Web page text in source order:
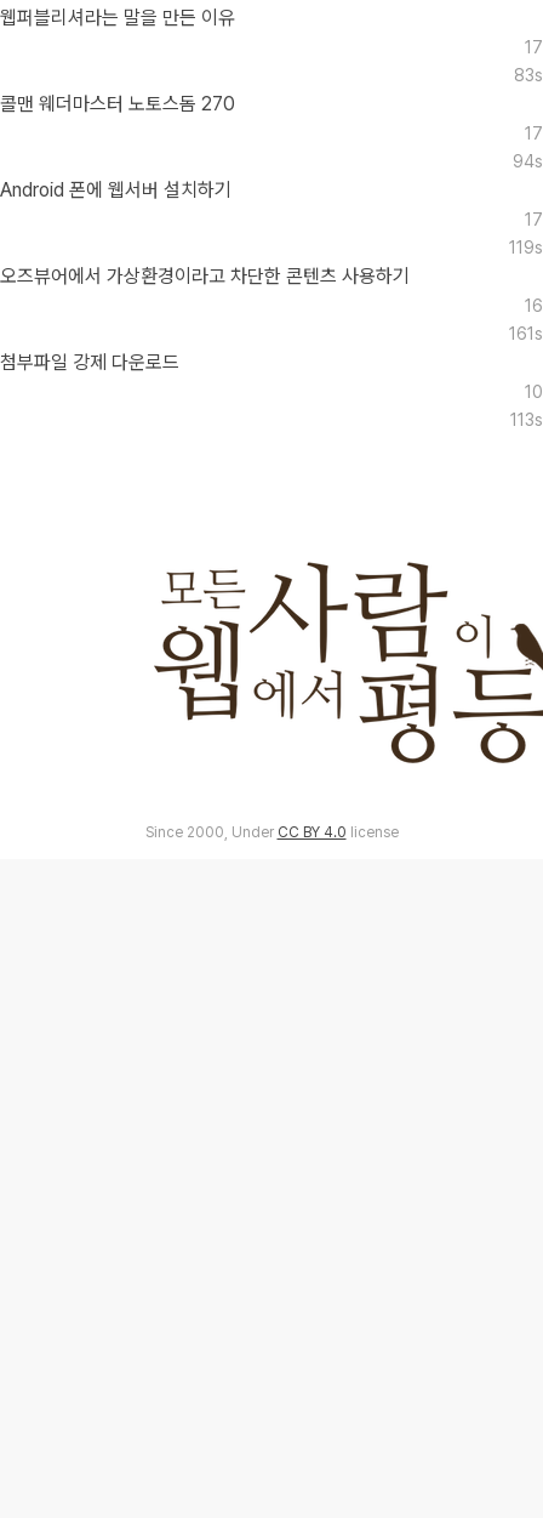
웹퍼블리셔라는 말을 만든 이유
17
83s
콜맨 웨더마스터 노토스돔 270
17
94s
Android 폰에 웹서버 설치하기
17
119s
오즈뷰어에서 가상환경이라고 차단한 콘텐츠 사용하기
16
161s
첨부파일 강제 다운로드
10
113s
Since 2000, Under CC BY 4.0 license